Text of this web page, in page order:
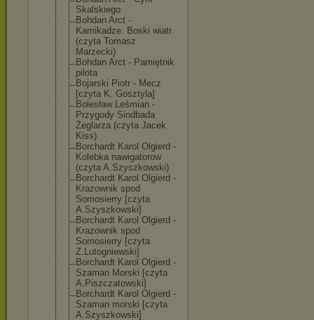
Skalskiego
Bohdan Arct -
Kamikadze. Boski wiatr
(czyta Tomasz
Marzecki)
Bohdan Arct - Pamiętnik
pilota
Bojarski Piotr - Mecz
[czyta K. Gosztyla]
Bolesław Leśmian -
Przygody Sindbada
Żeglarza (czyta Jacek
Kiss)
Borchardt Karol Olgierd -
Kolebka nawigatorow
(czyta A.Szyszkowski)
Borchardt Karol Olgierd -
Krazownik spod
Somosierry [czyta
A.Szyszkowski]
Borchardt Karol Olgierd -
Krazownik spod
Somosierry [czyta
Z.Lutogniewski]
Borchardt Karol Olgierd -
Szaman Morski [czyta
A.Piszczatowski]
Borchardt Karol Olgierd -
Szaman morski [czyta
A.Szyszkowski]